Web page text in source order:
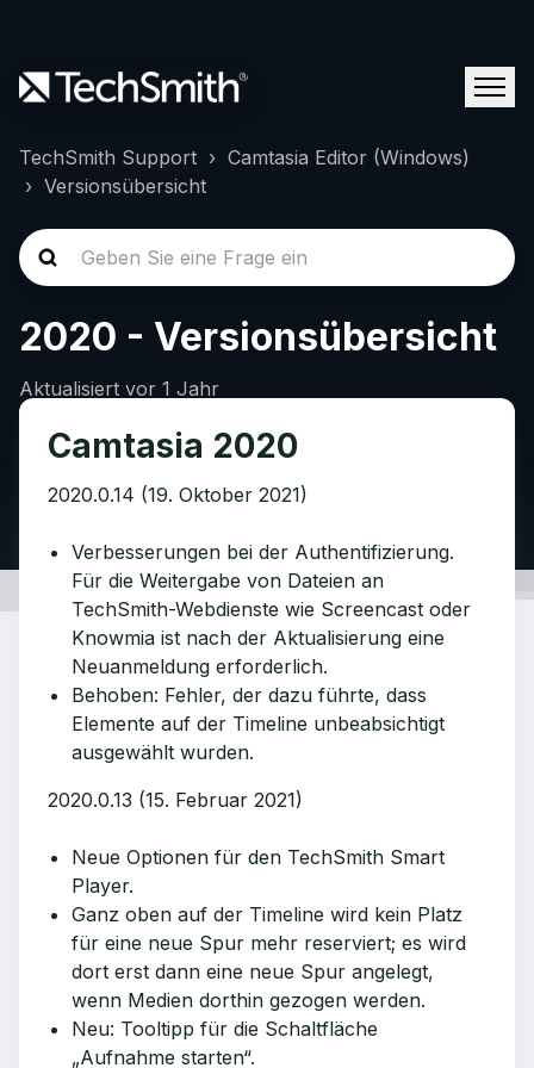
TechSmith Support
Camtasia Editor (Windows)
Versionsübersicht
2020 - Versionsübersicht
Aktualisiert vor 1 Jahr
Camtasia 2020
2020.0.14 (19. Oktober 2021)
Verbesserungen bei der Authentifizierung.
Für die Weitergabe von Dateien an
TechSmith-Webdienste wie Screencast oder
Knowmia ist nach der Aktualisierung eine
Neuanmeldung erforderlich.
Behoben: Fehler, der dazu führte, dass
Elemente auf der Timeline unbeabsichtigt
ausgewählt wurden.
2020.0.13 (15. Februar 2021)
Neue Optionen für den TechSmith Smart
Player.
Ganz oben auf der Timeline wird kein Platz
für eine neue Spur mehr reserviert; es wird
dort erst dann eine neue Spur angelegt,
wenn Medien dorthin gezogen werden.
Neu: Tooltipp für die Schaltfläche
„Aufnahme starten“.